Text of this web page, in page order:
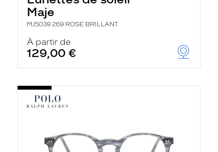
Maje
MJ5039 269 ROSE BRILLANT
À partir de
129,00 €